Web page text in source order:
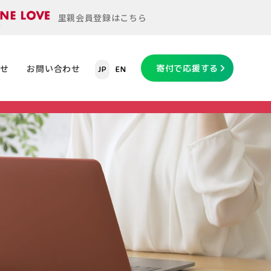
里親会員登録はこちら
お問い合わせ JP EN 寄付で応援する